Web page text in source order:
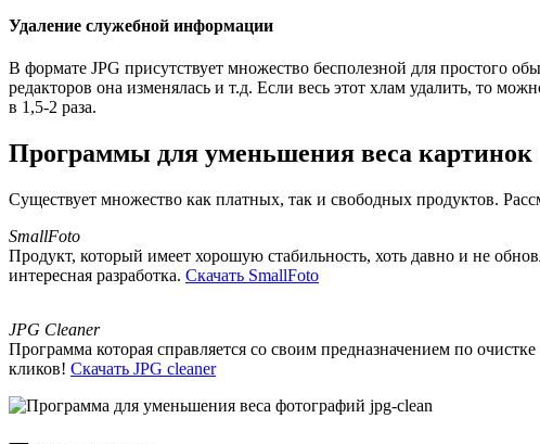
Удаление служебной информации
В формате JPG присутствует множество бесполезной для простого
редакторов она изменялась и т.д. Если весь этот хлам удалить, то
в 1,5-2 раза.
Программы для уменьшения веса картинок
Существует множество как платных, так и свободных продуктов.
SmallFoto
Продукт, который имеет хорошую стабильность, хоть давно и не
интересная разработка. Скачать SmallFoto
JPG Cleaner
Программа которая справляется со своим предназначением по
кликов! Скачать JPG cleaner